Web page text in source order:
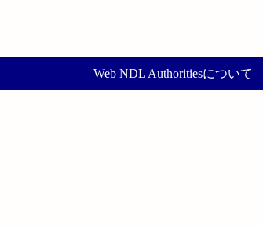
Web NDL Authoritiesについて